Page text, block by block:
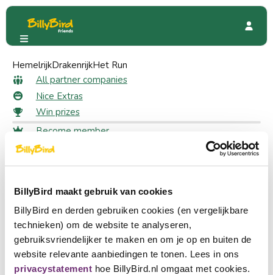
BillyBird maakt gebruik van cookies
BillyBird en derden gebruiken cookies (en vergelijkbare
technieken) om de website te analyseren,
gebruiksvriendelijker te maken en om je op en buiten de
website relevante aanbiedingen te tonen. Lees in ons
privacystatement hoe BillyBird.nl omgaat met cookies.
HemelrijkDrakenrijkHet Run
All partner companies
Nice Extras
Win prizes
Become member
Login
Choose a language
Nederlands
English
Deutsch
Become partner
Apenheul Reviews
All reviews for Apenheul
Place a review
Quickly to
All partner companies
Nice Extras
Win prizes
About BillyBird